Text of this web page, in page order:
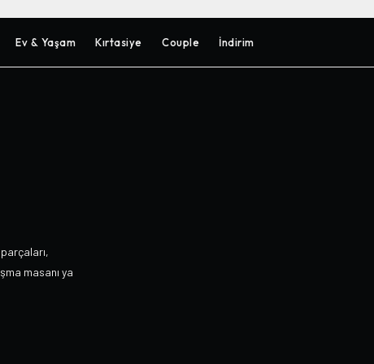
Ev & Yaşam Kırtasiye Couple İndirim
masanı ya